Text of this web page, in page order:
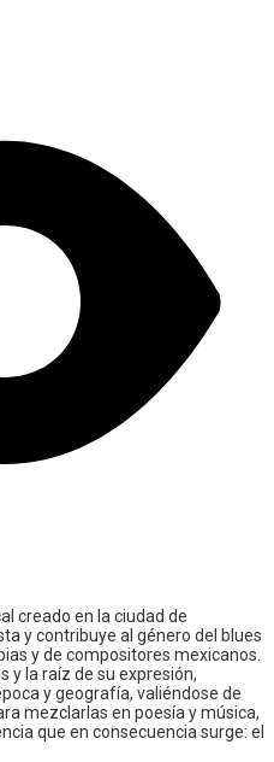
creado en la ciudad de
y contribuye al género del blues
y de compositores mexicanos.
y la raíz de su expresión,
y geografía, valiéndose de
mezclarlas en poesía y música,
que en consecuencia surge: el